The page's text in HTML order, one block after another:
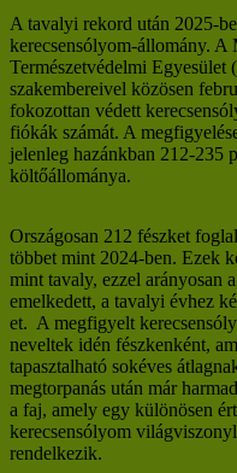
A tavalyi rekord után 2025-
kerecsensólyom-állomány. A
Természetvédelmi
szakembereivel közösen
fokozottan védett
fiókák számát. A
jelenleg hazánkban 212-235
költőállománya.
Országosan 212 fészket
többet mint 2024-ben. Ezek
mint tavaly, ezzel arányosan
emelkedett, a tavalyi évhez
et. A megfigyelt
neveltek idén fészkenként,
tapasztalható sokéves
megtorpanás után már
a faj, amely egy különösen
kerecsensólyom
rendelkezik.